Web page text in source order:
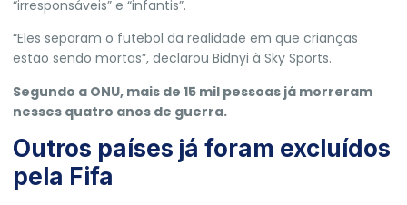
“irresponsáveis” e “infantis”.
“Eles separam o futebol da realidade em que crianças
estão sendo mortas”, declarou Bidnyi à Sky Sports.
Segundo a ONU, mais de 15 mil pessoas já morreram
nesses quatro anos de guerra.
Outros países já foram excluídos
pela Fifa